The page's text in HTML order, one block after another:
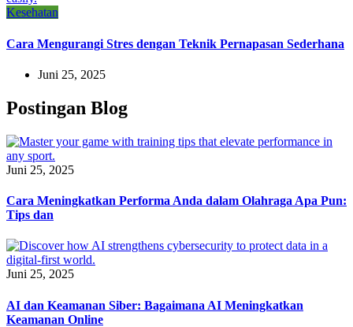
Kesehatan
Cara Mengurangi Stres dengan Teknik Pernapasan Sederhana
Juni 25, 2025
Postingan Blog
Juni 25, 2025
Cara Meningkatkan Performa Anda dalam Olahraga Apa Pun:
Tips dan
Juni 25, 2025
AI dan Keamanan Siber: Bagaimana AI Meningkatkan
Keamanan Online